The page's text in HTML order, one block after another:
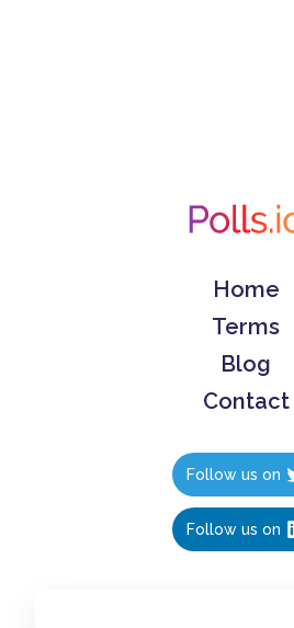
Home
Terms
Blog
Contact
Follow us on
Follow us on
Create polls in less than